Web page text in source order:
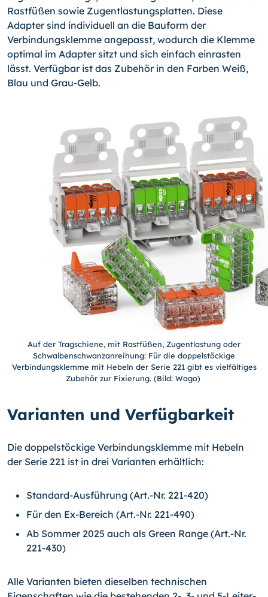
Rastfüßen sowie Zugentlastungsplatten. Diese
Adapter sind individuell an die Bauform der
Verbindungsklemme angepasst, wodurch die Klemme
optimal im Adapter sitzt und sich einfach einrasten
lässt. Verfügbar ist das Zubehör in den Farben Weiß,
Blau und Grau-Gelb.
Auf der Tragschiene, mit Rastfüßen, Zugentlastung oder
Schwalbenschwanzanreihung: Für die doppelstöckige
Verbindungsklemme mit Hebeln der Serie 221 gibt es vielfältiges
Zubehör zur Fixierung. (Bild: Wago)
Varianten und Verfügbarkeit
Die doppelstöckige Verbindungsklemme mit Hebeln
der Serie 221 ist in drei Varianten erhältlich:
Standard-Ausführung (Art.-Nr. 221-420)
Für den Ex-Bereich (Art.-Nr. 221-490)
Ab Sommer 2025 auch als Green Range (Art.-Nr.
221-430)
Alle Varianten bieten dieselben technischen